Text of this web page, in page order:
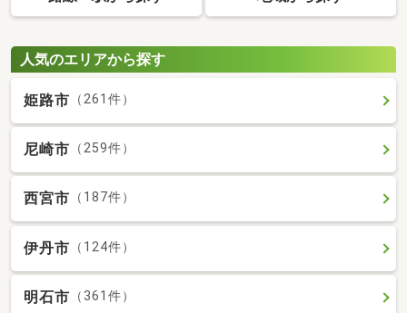
人気のエリアから探す
姫路市 （261件）
尼崎市 （259件）
西宮市 （187件）
伊丹市 （124件）
明石市 （361件）